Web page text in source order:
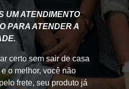
UM ATENDIMENTO
PARA ATENDER A
certo sem sair de casa
o melhor, você não
frete, seu produto já